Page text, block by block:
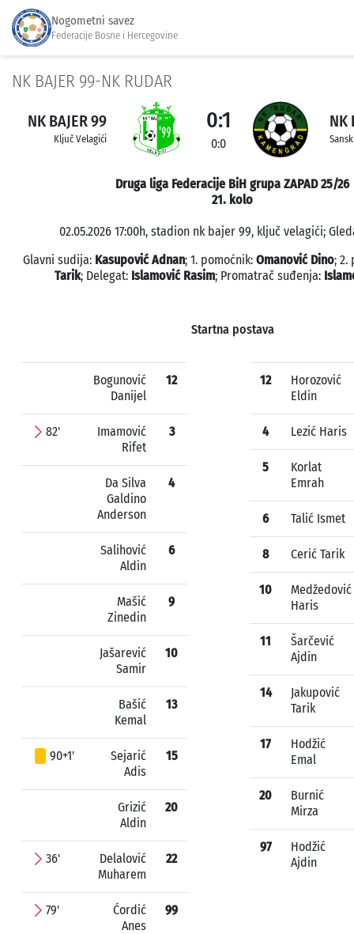
Nogometni savez
Federacije Bosne i Hercegovine
NK BAJER 99-NK RUDAR
NK BAJER 99
Ključ Velagići
0:1
0:0
NK
Druga liga Federacije BiH grupa ZAPAD 25/26
21. kolo
02.05.2026 17:00h, stadion nk bajer 99, ključ velagići;
Glavni sudija: Kasupović Adnan; 1. pomoćnik: Omanović Dino; 2.
Tarik; Delegat: Islamović Rasim; Promatrač suđenja:
Startna postava
Bogunović
Danijel
12
82'
Imamović
Rifet
3
Da Silva
Galdino
Anderson
4
Salihović
Aldin
6
Mašić
Zinedin
9
Jašarević
Samir
10
Bašić
Kemal
13
90+1'
Sejarić
Adis
15
Grizić
Aldin
20
36'
Delalović
Muharem
22
79'
Ćordić
Anes
99
12
Horozović
Eldin
4 Lezić Haris
5
Korlat
Emrah
6 Talić Ismet
8 Cerić Tarik
10
Medžedović
Haris
11
Šarčević
Ajdin
14
Jakupović
Tarik
17
Hodžić
Emal
20
Burnić
Mirza
97
Hodžić
Ajdin